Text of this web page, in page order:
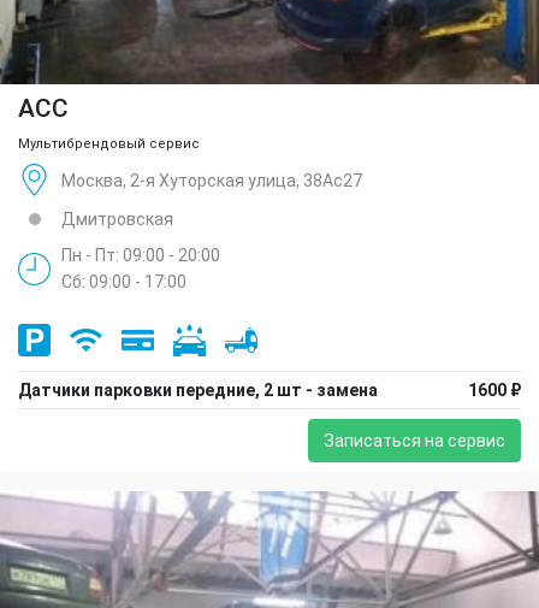
ACC
Мультибрендовый сервис
Москва, 2-я Хуторская улица, 38Ас27
Дмитровская
Пн - Пт: 09:00 - 20:00
Сб: 09:00 - 17:00
Датчики парковки передние, 2 шт - замена 1600 ₽
Записаться на сервис